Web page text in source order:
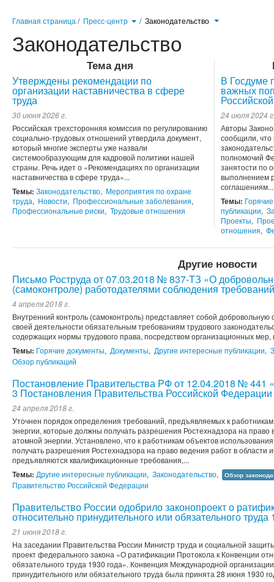
Главная страница / Пресс-центр / Законодательство
Законодательство
Тема дня
Утверждены рекомендации по
организации наставничества в сфере
труда
30 июня 2026 г.
Российская трехсторонняя комиссия по регулированию
социально-трудовых отношений утвердила документ,
который многие эксперты уже назвали
системообразующим для кадровой политики нашей
страны. Речь идет о «Рекомендациях по организации
наставничества в сфере труда»...
Темы: Законодательство, Мероприятия по охране
труда, Новости, Профессиональные заболевания,
Профессиональные риски, Трудовые отношения
В Госдуме
важных
24 июля 2024
Авторы
сообщили,
полномочий
занятости по
выполнением
соглашениям...
Темы:
публикации,
Проекты,
отношения,
Другие новости
Письмо Роструда от 07.03.2018 № 837-ТЗ «О
(самоконтроле) работодателями соблюдения
4 апреля 2018 г.
Внутренний контроль (самоконтроль) представляет собой добровольную
своей деятельности обязательным требованиям трудового
содержащих нормы трудового права, посредством организационных мер,
Темы: Горячие документы, Документы, Другие интересные публикации,
Обзор публикаций
Постановление Правительства РФ от 12.04.2018 № 441
3 Постановления Правительства Российской
24 апреля 2018 г.
Уточнен порядок определения требований, предъявляемых к
энергии, которые должны получать разрешения Ростехнадзора на право
атомной энергии. Установлено, что к работникам объектов
получать разрешения Ростехнадзора на право ведения работ в области
предъявляются квалификационные требования,...
Темы: Другие интересные публикации, Законодательство, Обзор
Правительство Российской Федерации
Правительство России одобрило законопроект о
относительно принудительного или обязательного труда
21 июня 2018 г.
На заседании Правительства России Министр труда и социальной
проект федерального закона «О ратификации Протокола к Конвенции
обязательного труда 1930 года». Конвенция Международной
принудительного или обязательного труда была принята 28 июня 1930